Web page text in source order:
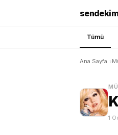
Tümü
Ana Sayfa
1